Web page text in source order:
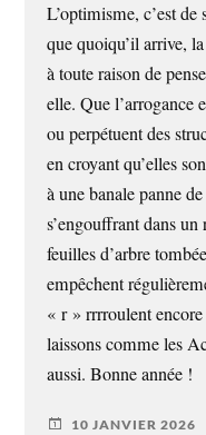
L’optimisme, c’est
que quoiqu’il arrive,
à toute raison de
elle. Que l’arrogance
ou perpétuent des
en croyant qu’elles
à une banale panne
s’engouffrant dans
feuilles d’arbre
empêchent
« r » rrrroulent encore
laissons comme les
aussi. Bonne année !
10 JANVIER 2026